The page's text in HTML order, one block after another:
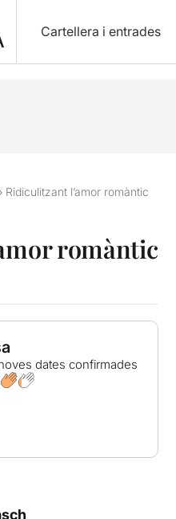
Cartellera i entrades
Ridiculitzant l’amor romàntic
romàntic
dates confirmades